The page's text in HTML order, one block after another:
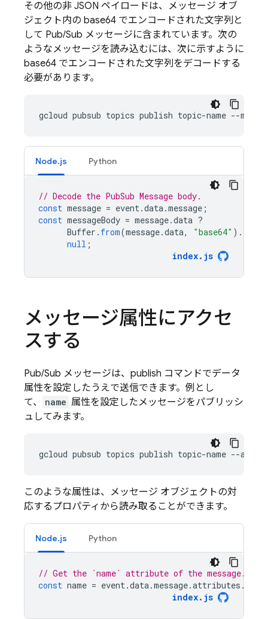
その他の非 JSON ペイロードは、メッセージ オブ
ジェクト内の base64 でエンコードされた文字列と
して Pub/Sub メッセージに含まれています。次の
ようなメッセージを読み込むには、次に示すように
base64 でエンコードされた文字列をデコードする
必要があります。
Node.js Python
// Decode the PubSub Message body.
const message = event.data.message ;
const messageBody = message.data ?
Buffer . from(message.data, "base64" ).
null ;
index. js
メッセージ属性にアクセ
スする
Pub/Sub メッセージは、publish コマンドでデータ
属性を設定したうえで送信できます。例とし
て、
name 属性を設定したメッセージをパブリッシ
ュしてみます。
このような属性は、メッセージ オブジェクトの対
応するプロパティから読み取ることができます。
Node.js Python
// Get the `name` attribute of the message.
const name = event.data.message.attributes .
index. js